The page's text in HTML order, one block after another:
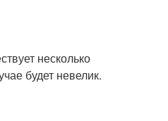
несколько
будет невелик.